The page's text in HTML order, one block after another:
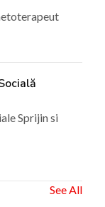
Sprijin si
See All